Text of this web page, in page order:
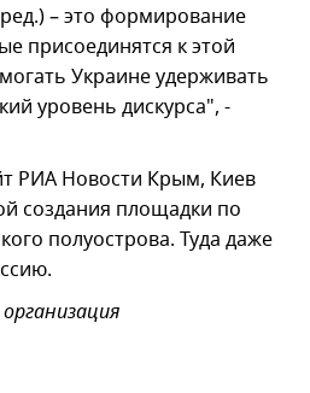
– это формирование
присоединятся к этой
Украине удерживать
уровень дискурса", -
РИА Новости Крым, Киев
создания площадки по
полуострова. Туда даже